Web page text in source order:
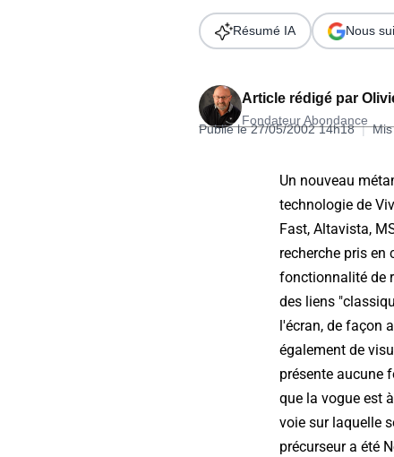
Télécharger l'Ebook
Formation SEO & GEO -
Article rédigé par
Fondateur Abondance
Publié le 27/05/2002 14h18 |
Résumé IA Nous
Un nouveau
technologie de
Fast, Altavista,
recherche pris en
fonctionnalité de
des liens
l'écran, de façon
également de
présente aucune
que la vogue est
voie sur laquelle
précurseur a été